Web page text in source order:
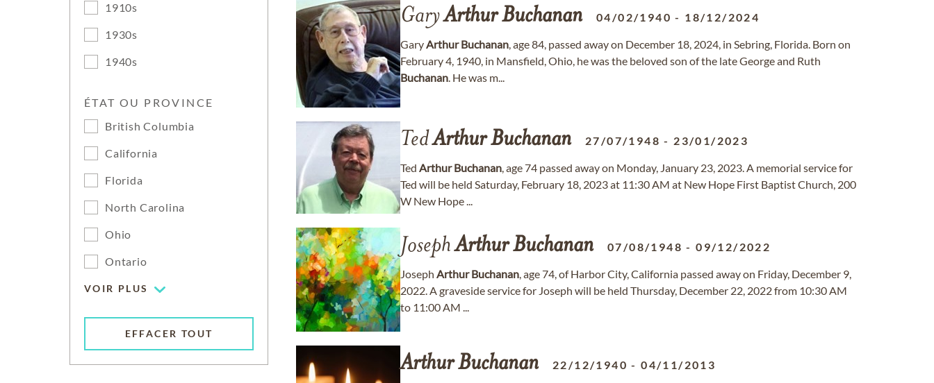
1910s
1930s
1940s
ÉTAT OU PROVINCE
British Columbia
California
Florida
North Carolina
Ohio
Ontario
VOIR PLUS
EFFACER TOUT
GaryArthurBuchanan 04/02/1940 - 18/12/2024
GaryArthur Buchanan, age 84, passed away on December 18, 2024, in Sebring, Florida. Born on
February 4, 1940, in Mansfield, Ohio, he was the beloved son of the late George and Ruth
Buchanan. He was m...
TedArthurBuchanan 27/07/1948 - 23/01/2023
Ted Arthur Buchanan, age 74 passed away on Monday, January 23, 2023. A memorial service for
Ted will be held Saturday, February 18, 2023 at 11:30 AM at New Hope First Baptist Church, 200
W New Hope ...
JosephArthurBuchanan 07/08/1948 -09/12/2022
Joseph Arthur Buchanan, age 74, of Harbor City, California passed away on Friday, December 9,
2022. A graveside service for Joseph will be held Thursday, December 22, 2022 from 10:30 AM
to 11:00 AM ...
ArthurBuchanan 22/12/1940 -04/11/2013